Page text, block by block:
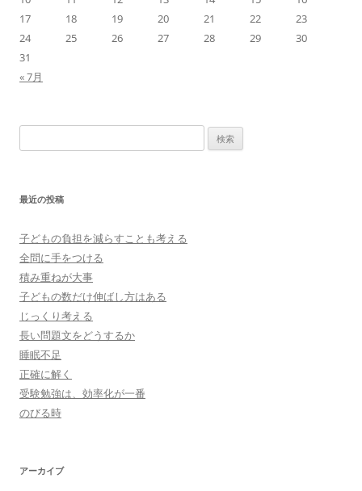
17
18 19 20 21 22
23
24
25 26 27 28 29
30
31
« 7月
索:
最近の投稿
子どもの負担を減らすことも考える
全問に手をつける
積み重ねが大事
子どもの数だけ伸ばし方はある
じっくり考える
長い問題文をどうするか
睡眠不足
正確に解く
受験勉強は、効率化が一番
のびる時
アーカイブ